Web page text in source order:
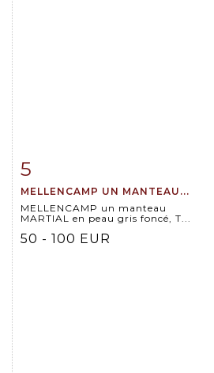
5
MELLENCAMP UN MANTEAU...
MELLENCAMP un manteau
MARTIAL en peau gris foncé, T...
50 - 100 EUR